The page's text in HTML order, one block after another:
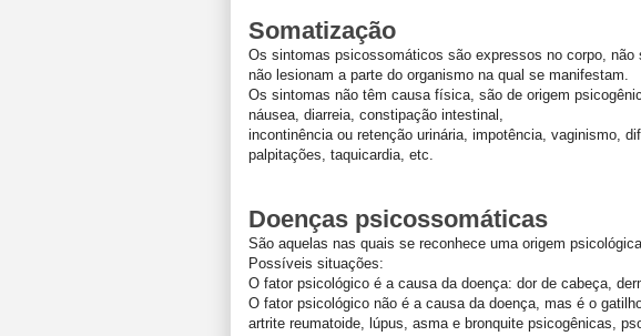
Somatização
Os sintomas psicossomáticos são expressos no corpo,
não lesionam a parte do organismo na qual se manifestam.
Os sintomas não têm causa física, são de origem
náusea, diarreia, constipação intestinal,
incontinência ou retenção urinária, impotência, vaginismo,
palpitações, taquicardia, etc.
Doenças psicossomáticas
São aquelas nas quais se reconhece uma origem
Possíveis situações:
O fator psicológico é a causa da doença: dor de cabeça,
O fator psicológico não é a causa da doença, mas é o
artrite reumatoide, lúpus, asma e bronquite psicogênicas,